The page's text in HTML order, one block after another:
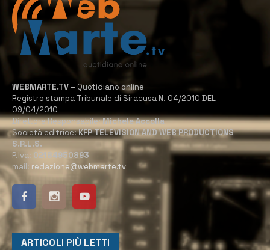
WEBMARTE.TV – Quotidiano online
Registro stampa Tribunale di Siracusa N. 04/2010 DEL
09/04/2010
Direttore Responsabile:Michele Accolla
Società editrice:KFP TELEVISION AND WEB PRODUCTIONS
S.R.L.S.
P.Iva: 02184950893
mail: redazione@webmarte.tv
ARTICOLI PIÙ LETTI